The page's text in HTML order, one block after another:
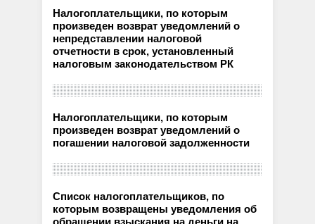
Налогоплательщики, по которым
произведен возврат уведомлений о
непредставлении налоговой
отчетности в срок, установленный
налоговым законодательством РК
Налогоплательщики, по которым
произведен возврат уведомлений о
погашении налоговой задолженности
Список налогоплательщиков, по
которым возвращены уведомления об
обращении взыскания на деньги на